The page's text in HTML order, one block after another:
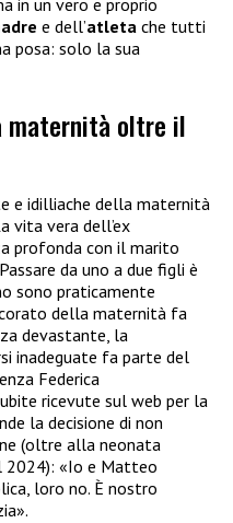
e dell’atleta che tutti
posa: solo la sua
maternità oltre il
e idilliache della maternità
vita vera dell’ex
profonda con il marito
da uno a due figli è
sono praticamente
della maternità fa
devastante, la
inadeguate fa parte del
Federica
ricevute sul web per la
la decisione di non
(oltre alla neonata
2024): «Io e Matteo
loro no. È nostro